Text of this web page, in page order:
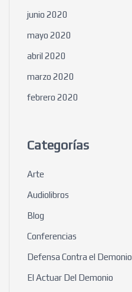
junio 2020
mayo 2020
abril 2020
marzo 2020
febrero 2020
Categorías
Arte
Audiolibros
Blog
Conferencias
Defensa Contra el Demonio
El Actuar Del Demonio